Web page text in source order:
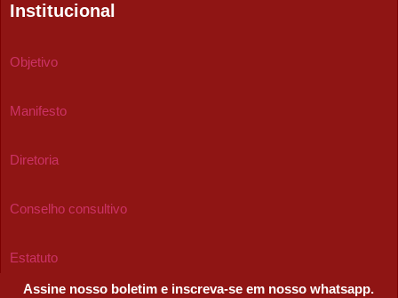
Institucional
Objetivo
Manifesto
Diretoria
Conselho consultivo
Estatuto
Assine nosso boletim e inscreva-se em nosso whatsapp.